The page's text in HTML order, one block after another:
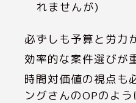
れませんが)
必ずしも予算と労力
効率的な案件選びが
時間対価値の視点も
ングさんのOPのよ